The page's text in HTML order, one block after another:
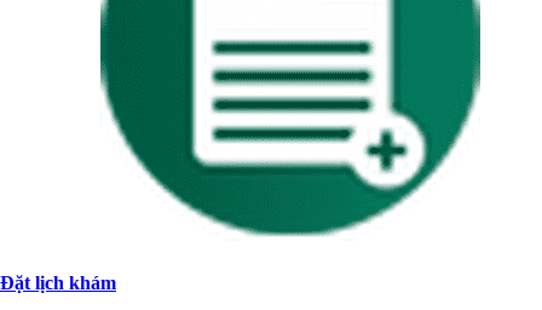
Đặt lịch khám